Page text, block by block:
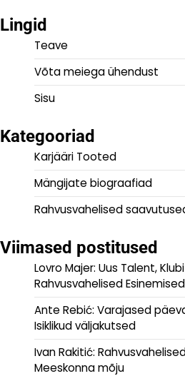
Lingid
Teave
Võta meiega ühendust
Sisu
Kategooriad
Karjääri Tooted
Mängijate biograafiad
Rahvusvahelised
Viimased postitused
Lovro Majer: Uus Talent,
Rahvusvahelised Esinemised
Ante Rebić: Varajased
Isiklikud väljakutsed
Ivan Rakitić:
Meeskonna mõju